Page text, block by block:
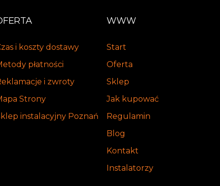
i koszty dostawy
płatności
i zwroty
Strony
instalacyjny Poznań
WWW
Start
Oferta
Sklep
Jak kupować
Regulamin
Blog
Kontakt
Instalatorzy